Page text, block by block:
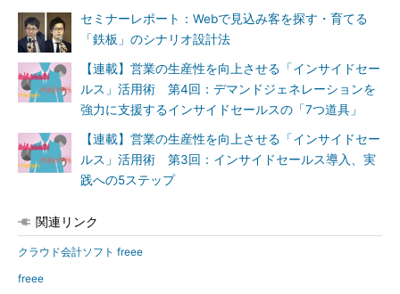
セミナーレポート：Webで見込み客を探す・育てる
「鉄板」のシナリオ設計法
【連載】営業の生産性を向上させる「インサイドセー
ルス」活用術 第4回：デマンドジェネレーションを
強力に支援するインサイドセールスの「7つ道具」
【連載】営業の生産性を向上させる「インサイドセー
ルス」活用術 第3回：インサイドセールス導入、実
践への5ステップ
関連リンク
クラウド会計ソフト freee
freee